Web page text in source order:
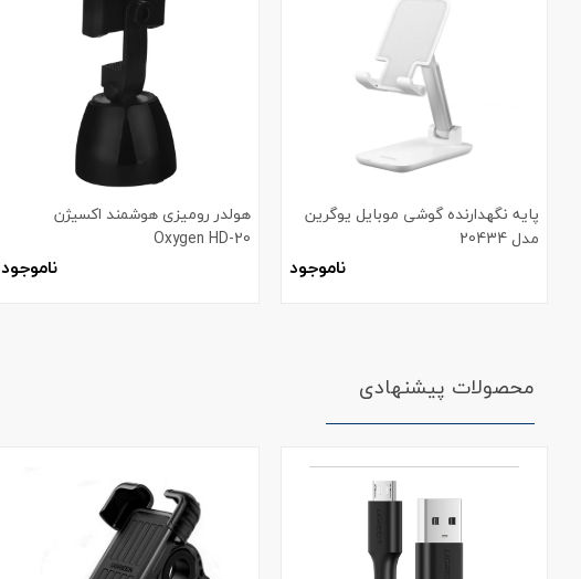
پایه نگهدارنده گوشی موبایل یوگرین
مدل 20434
ناموجود
هولدر رومیزی هوشمند اکسیژن
Oxygen HD-20
ناموجود
محصولات پیشنهادی